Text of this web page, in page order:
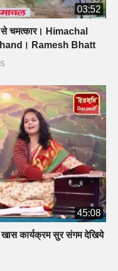
03:52
से चमत्कार। Himachal
Ramesh Bhatt
45:08
कार्यक्रम सुर संगम देखिये